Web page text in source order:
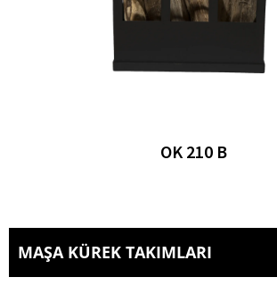
OK 210 B
MAŞA KÜREK TAKIMLARI